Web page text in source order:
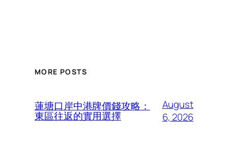
MORE POSTS
蓮塘口岸中港牌價錢攻略：
東區往返的實用選擇
August
6, 2026